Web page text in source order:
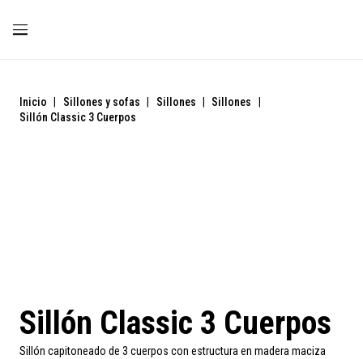
Inicio | Sillones y sofas | Sillones | Sillones
|
Sillón Classic 3 Cuerpos
Sillón Classic 3 Cuerpos
Sillón capitoneado de 3 cuerpos con estructura en madera maciza